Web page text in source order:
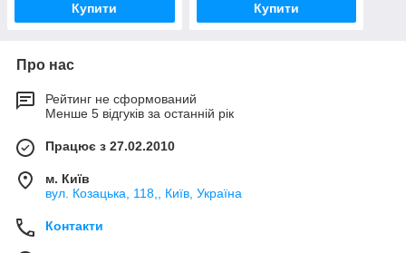
Купити Купити
Про нас
Рейтинг не сформований
Менше 5 відгуків за останній рік
Працює з 27.02.2010
м. Київ
вул. Козацька, 118,, Київ, Україна
Контакти